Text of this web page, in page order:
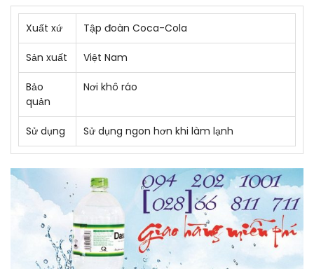
Xuất xứ Tập đoàn Coca-Cola
Sản xuất Việt Nam
Bảo
quản
Nơi khô ráo
Sử dụng Sử dụng ngon hơn khi làm lạnh